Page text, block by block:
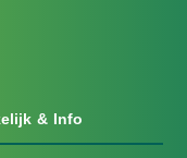
& Info